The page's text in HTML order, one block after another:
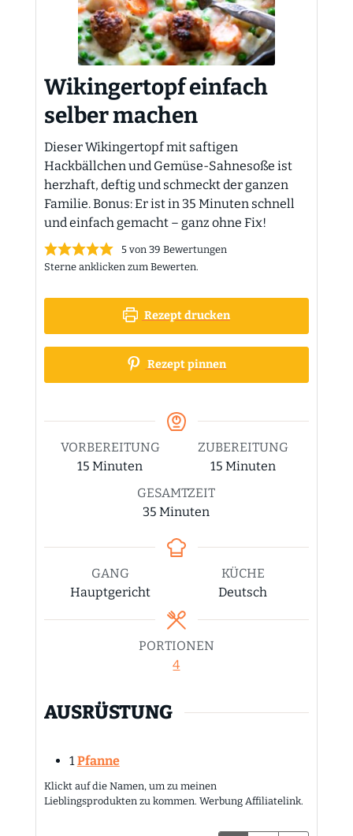
Wikingertopf einfach
selber machen
Dieser Wikingertopf mit saftigen
Hackbällchen und Gemüse-Sahnesoße ist
herzhaft, deftig und schmeckt der ganzen
Familie. Bonus: Er ist in 35 Minuten schnell
und einfach gemacht – ganz ohne Fix!
5von 39 Bewertungen
Sterne anklicken zum Bewerten.
Rezept drucken
Rezept pinnen
VORBEREITUNG
15 Minuten
Minuten
ZUBEREITUNG
15Minuten
Minuten
GESAMTZEIT
35 Minuten
Minuten
GANG
Hauptgericht
KÜCHE
Deutsch
PORTIONEN
4
AUSRÜSTUNG
1Pfanne
Klickt auf die Namen, um zu meinen
Lieblingsprodukten zu kommen. Werbung Affiliatelink.